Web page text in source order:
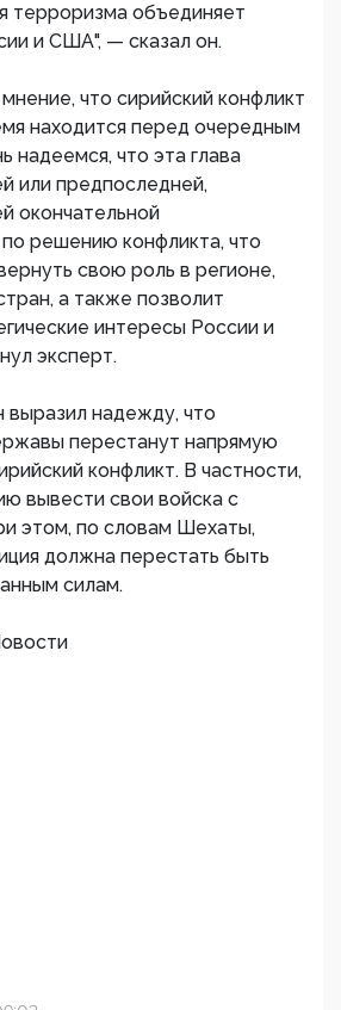
терроризма объединяет
и США", — сказал он.
что сирийский конфликт
находится перед очередным
надеемся, что эта глава
или предпоследней,
окончательной
решению конфликта, что
свою роль в регионе,
а также позволит
интересы России и
эксперт.
надежду, что
перестанут напрямую
конфликт. В частности,
вывести свои войска с
этом, по словам Шехаты,
должна перестать быть
силам.